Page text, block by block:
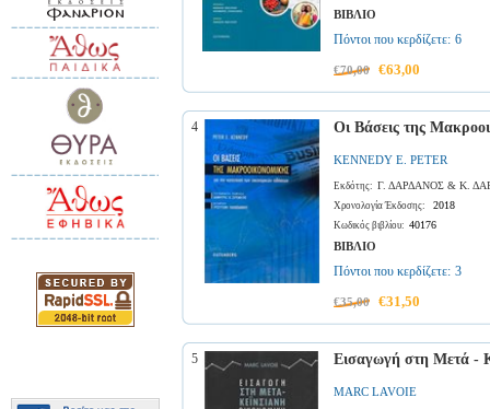
ΒΙΒΛΙΟ
Πόντοι που κερδίζετε: 6
€70,00 €63,00
4 Οι Βάσεις της
KENNEDY E. PETER
Εκδότης: Γ. ΔΑΡΔΑΝΟΣ & Κ.
Χρονολογία Έκδοσης: 2018
Κωδικός βιβλίου: 40176
ΒΙΒΛΙΟ
Πόντοι που κερδίζετε: 3
€35,00 €31,50
5 Εισαγωγή στη Μετά -
MARC LAVOIE